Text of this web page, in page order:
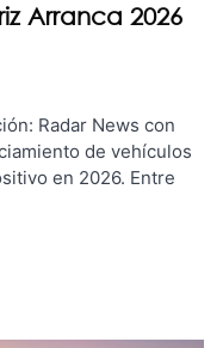
Arranca 2026
Radar News con
de vehículos
en 2026. Entre